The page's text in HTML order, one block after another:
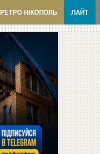
РЕТРО НІКОПОЛЬ ЛАЙТ